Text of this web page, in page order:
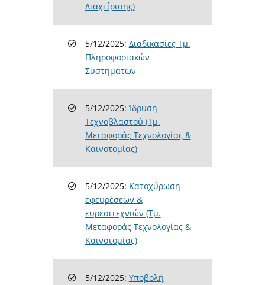
Διαχείρισης)
5/12/2025: Διαδικασίες Τμ.
Πληροφοριακών
Συστημάτων
5/12/2025: Ίδρυση
Τεχνοβλαστού (Τμ.
Μεταφοράς Τεχνολογίας &
Καινοτομίας)
5/12/2025: Κατοχύρωση
εφευρέσεων &
ευρεσιτεχνιών (Τμ.
Μεταφοράς Τεχνολογίας &
Καινοτομίας)
5/12/2025: Υποβολή